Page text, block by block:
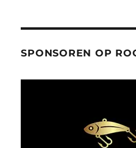
SPONSOREN OP